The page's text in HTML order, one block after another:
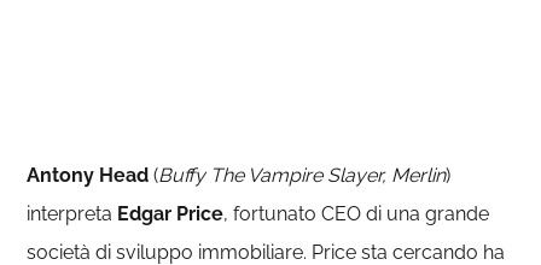
Antony Head (Buffy The Vampire Slayer, Merlin)
interpreta Edgar Price, fortunato CEO di una grande
società di sviluppo immobiliare. Price sta cercando ha